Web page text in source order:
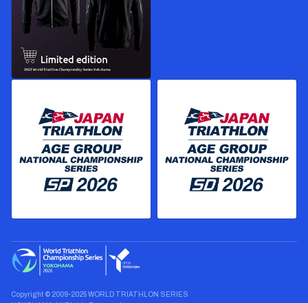
Copyright © 2009-2025 WORLD TRIATHLON SERIES